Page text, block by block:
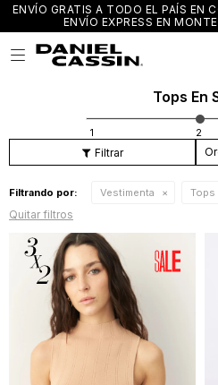
ENVÍO GRATIS A TODO EL PAÍS EN
ENVÍO EXPRESS EN

Tops En
Filtrando por: Vestimenta Tops
Quitar filtros